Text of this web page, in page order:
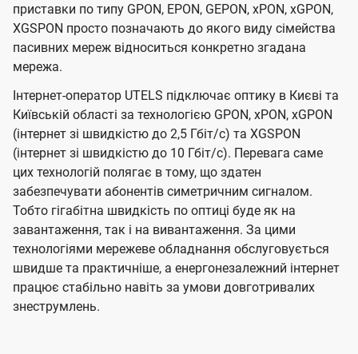
приставки по типу GPON, EPON, GEPON, xPON, xGPON,
XGSPON просто позначають до якого виду сімейства
пасивних мереж відноситься конкретно згадана
мережа.
Інтернет-оператор UTELS підключає оптику в Києві та
Київській області за технологією GPON, xPON, xGPON
(інтернет зі швидкістю до 2,5 Гбіт/с) та XGSPON
(інтернет зі швидкістю до 10 Гбіт/с). Перевага саме
цих технологій полягає в тому, що здатен
забезпечувати абонентів симетричним сигналом.
Тобто гігабітна швидкість по оптиці буде як на
завантаження, так і на вивантаження. За цими
технологіями мережеве обладнання обслуговується
швидше та практичніше, а енергонезалежний інтернет
працює стабільно навіть за умови довготривалих
знеструмлень.